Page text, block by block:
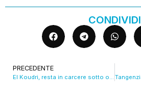
CONDIVIDI
PRECEDENTE